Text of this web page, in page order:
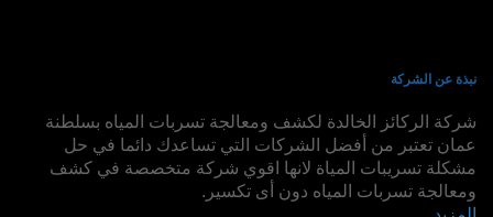
نبذة عن الشركة
شركة الركائز الخالدة لكشف ومعالجة تسربات المياه بسلطنة
عمان تعتبر من أفضل الشركات التي تساعدك دائما في حل
مشكلة تسريبات المياة لانها اقوي شركة متخصصة في كشف
ومعالجة تسربات المياه دون أى تكسير.